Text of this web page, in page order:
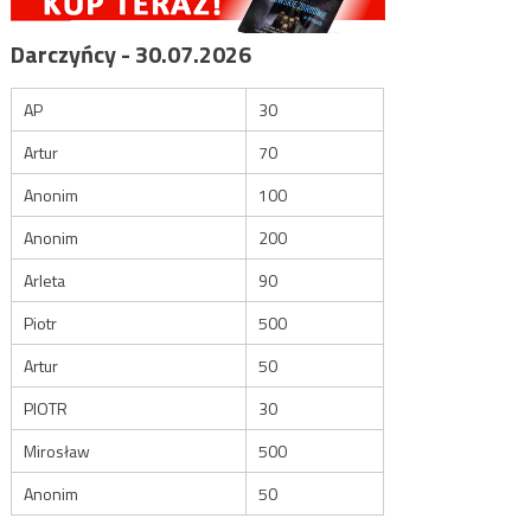
Darczyńcy - 30.07.2026
AP
30
Artur
70
Anonim
100
Anonim
200
Arleta
90
Piotr
500
Artur
50
PIOTR
30
Mirosław
500
Anonim
50